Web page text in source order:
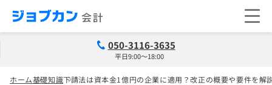
050-3116-3635
平日9:00～18:00
ホーム基礎知識下請法は資本金1億円の企業に適用？改正の概要や要件を解